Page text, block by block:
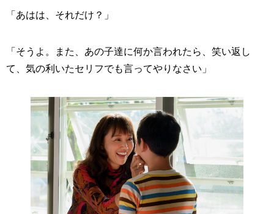
「あはは、それだけ？」
「そうよ。また、あの子達に何か言われたら、笑い返し
て、気の利いたセリフでも言ってやりなさい」